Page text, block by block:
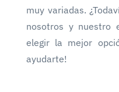
muy variadas.
nosotros y nuestro
elegir la mejor
ayudarte!